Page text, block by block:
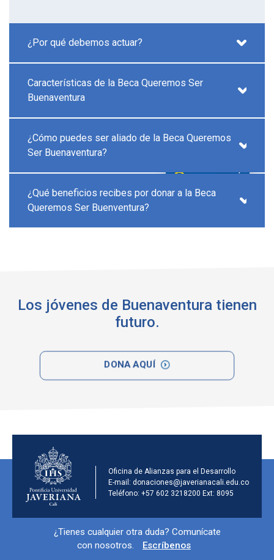
¿Por qué debemos actuar?
Características de la Beca Queremos Ser
Buenaventura
¿Cómo puedes ser aliado de la Beca Queremos
Ser Buenaventura?
¿Qué beneficios recibes por donar a la Beca
Queremos Ser Buenventura?
Los jóvenes de Buenaventura tienen
futuro.
DONA AQUÍ
Información de la
Oficina de Alianzas para el Desarrollo
E-mail: donaciones@javerianacali.edu.co
Teléfono: +57 602 3218200 Ext: 8095
Información y redes sociales
¿Tienes cualquier otra duda? Comunícate
con nosotros.
Escríbenos